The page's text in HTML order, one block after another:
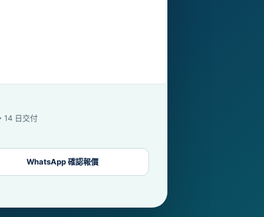
14 日交付
WhatsApp 確認報價